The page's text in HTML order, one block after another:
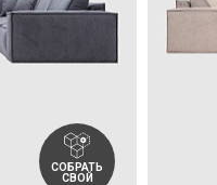
СОБРАТЬ
СВОЙ